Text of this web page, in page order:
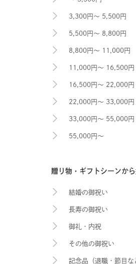
3,300円～ 5,500円
5,500円～ 8,800円
8,800円～ 11,000円
11,000円～ 16,500円
16,500円～ 22,000円
22,000円～ 33,000円
33,000円～ 55,000円
55,000円～
贈り物・ギフトシーンか
結婚の御祝い
長寿の御祝い
御礼・内祝
その他の御祝い
記念品（退職・節目な